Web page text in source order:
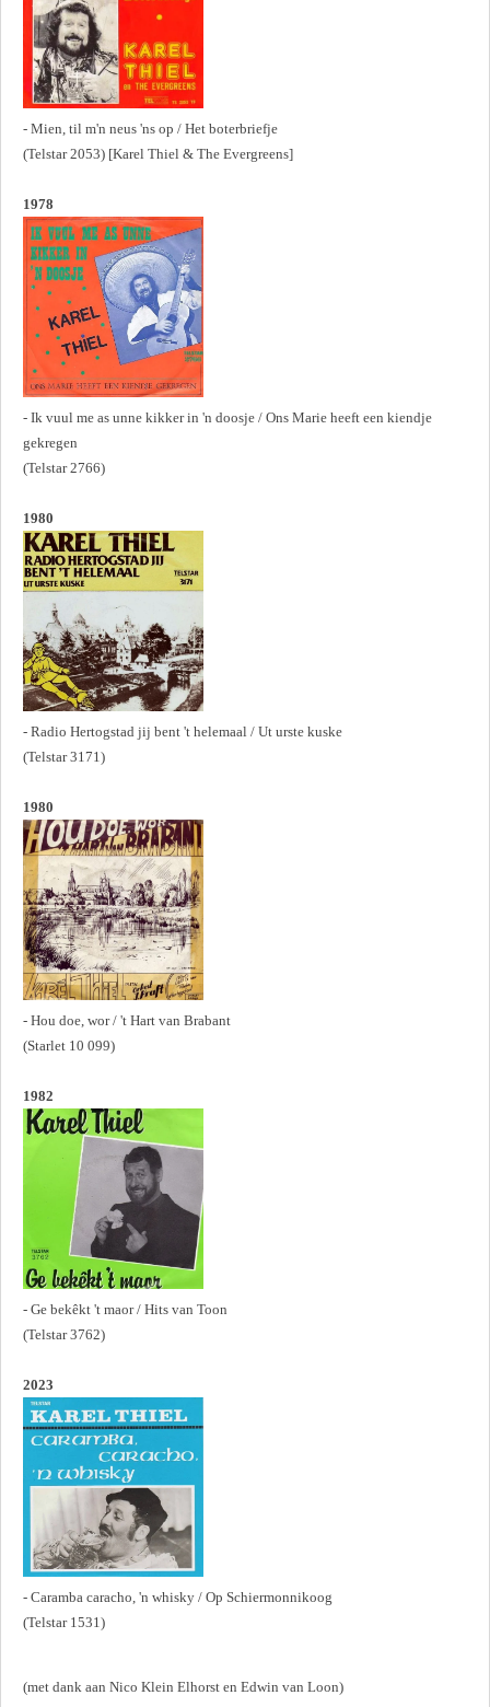
- Mien, til m'n neus 'ns op / Het boterbriefje
(Telstar 2053) [Karel Thiel & The Evergreens]
1978
- Ik vuul me as unne kikker in 'n doosje / Ons Marie heeft een kiendje
gekregen
(Telstar 2766)
1980
- Radio Hertogstad jij bent 't helemaal / Ut urste kuske
(Telstar 3171)
1980
- Hou doe, wor / 't Hart van Brabant
(Starlet 10 099)
1982
- Ge bekêkt 't maor / Hits van Toon
(Telstar 3762)
2023
- Caramba caracho, 'n whisky / Op Schiermonnikoog
(Telstar 1531)
(met dank aan Nico Klein Elhorst en Edwin van Loon)